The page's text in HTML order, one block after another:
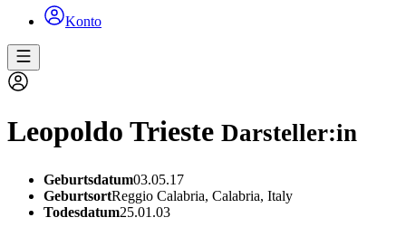
Konto
Leopoldo Trieste Darsteller:in
Geburtsdatum03.05.17
GeburtsortReggio Calabria, Calabria, Italy
Todesdatum25.01.03